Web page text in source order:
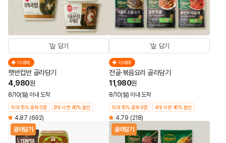
담기
더세페
햇반컵반 골라담기
4,980원
8/10(월) 이내 도착
최대 15% 중복쿠폰 8개 사면 40% 할인
4.87 (692)
담기
더세페
전골·볶음요리 골라담기
11,980원
8/10(월) 이내 도착
최대 15% 중복쿠폰 4개 사면 45% 할인
4.79 (218)
골라담기
골라담기